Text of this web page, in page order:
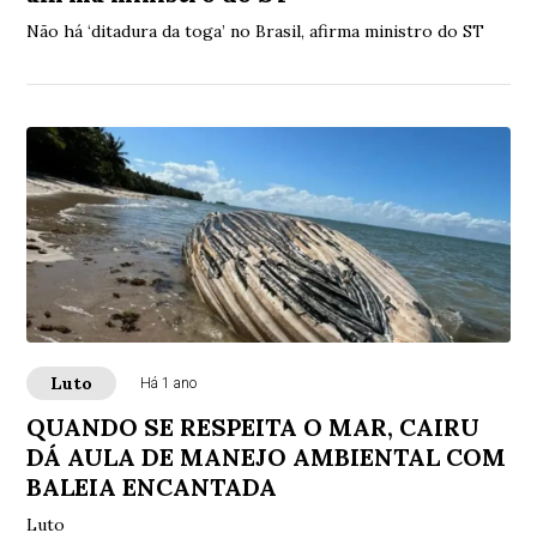
Não há ‘ditadura da toga’ no Brasil, afirma ministro do ST
Luto Há 1 ano
QUANDO SE RESPEITA O MAR, CAIRU
DÁ AULA DE MANEJO AMBIENTAL COM
BALEIA ENCANTADA
Luto